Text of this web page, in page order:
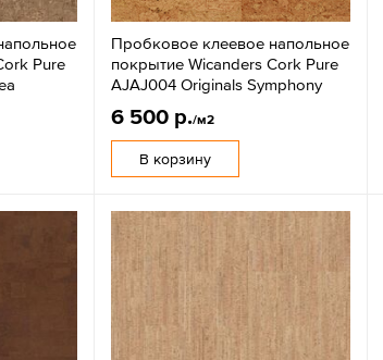
Pure
Пробковое клеевое напольное
покрытие Wicanders Cork Pure
AJAJ004 Originals Symphony
6 500 р./м2
В корзину